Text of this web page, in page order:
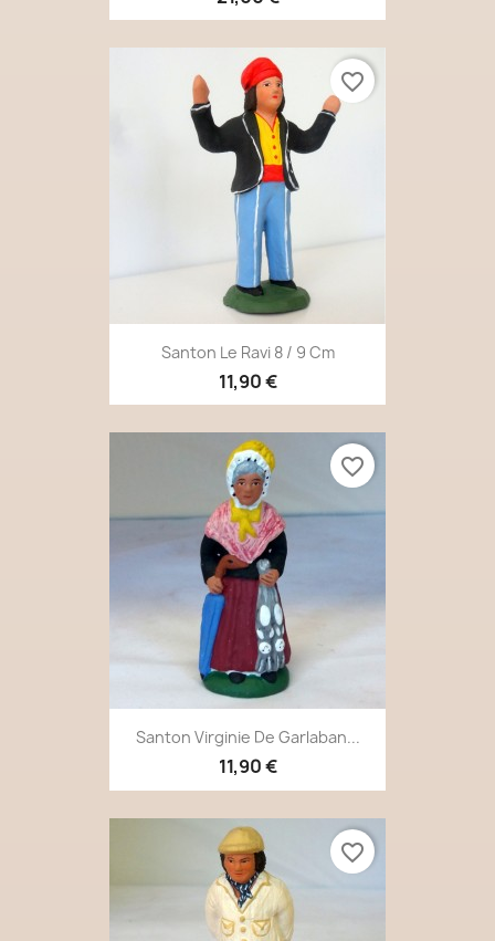
Santon Le Ravi 8 / 9 Cm
11,90 €
favorite_border
Santon Virginie De Garlaban...
11,90 €
favorite_border
favorite_border